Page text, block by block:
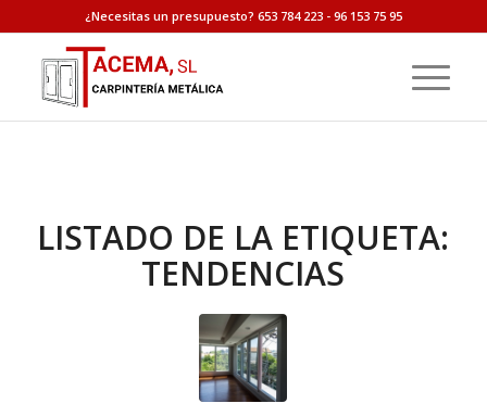
¿Necesitas un presupuesto? 653 784 223 - 96 153 75 95
LISTADO DE LA ETIQUETA:
TENDENCIAS